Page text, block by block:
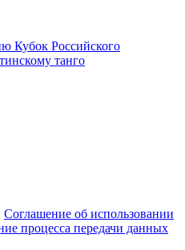
Кубок Российского
танго
Соглашение об использовании
процесса передачи данных